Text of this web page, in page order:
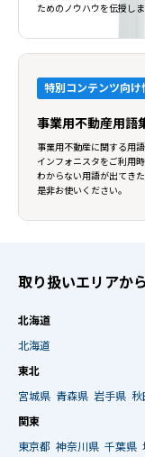
ためのノウハウを伝授し
特別コンテンツ向け
事業用不動産用語
事業用不動産に関する用語
インフォニスタをご利用時
わからない用語が出てき
是非お使いください。
取り扱いエリアか
北海道
北海道
東北
宮城県 青森県 岩手県 秋
関東
東京都 神奈川県 千葉県